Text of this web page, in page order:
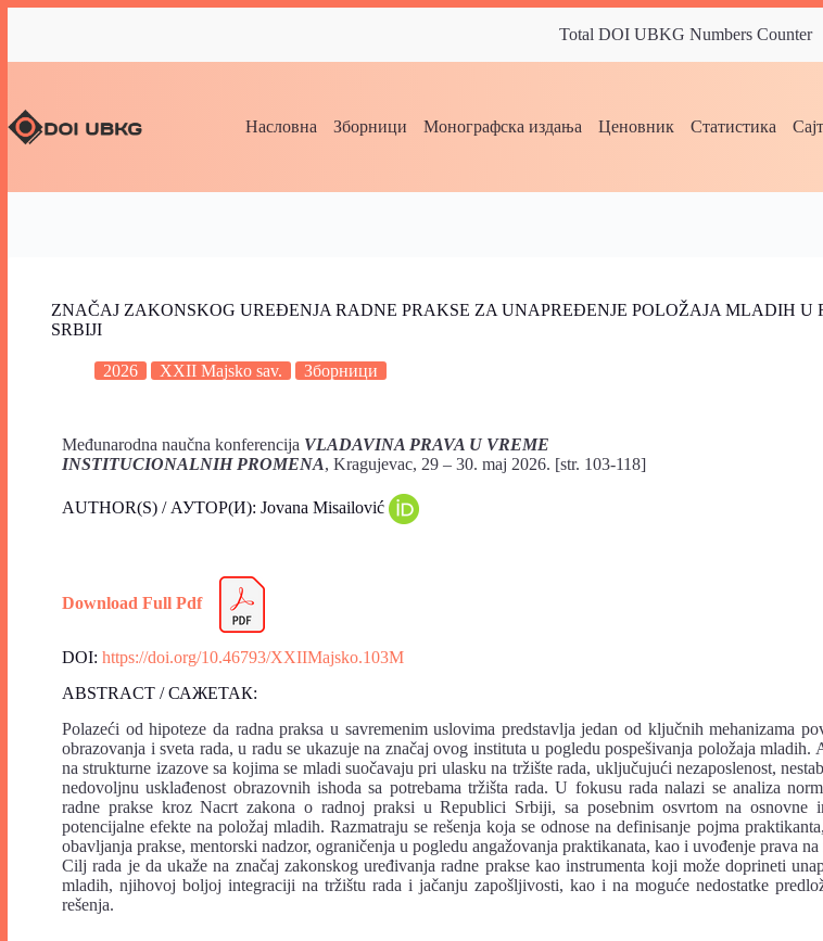
Total DOI UBKG Numbers Counter
Насловна Зборници Монографска издања Ценовник Статистика
ZNAČAJ ZAKONSKOG UREĐENJA RADNE PRAKSE ZA UNAPREĐENJE POLOŽAJA MLADIH U
SRBIJI
2026 XXII Majsko sav. Зборници
Međunarodna naučna konferencija VLADAVINA PRAVA U VREME
INSTITUCIONALNIH PROMENA, Kragujevac, 29 – 30. maj 2026. [str. 103-118]
AUTHOR(S) / АУТОР(И): Jovana Misailović
Download Full Pdf
DOI: https://doi.org/10.46793/XXIIMajsko.103M
ABSTRACT / САЖЕТАК:
Polazeći od hipoteze da radna praksa u savremenim uslovima predstavlja jedan od ključnih mehanizama
obrazovanja i sveta rada, u radu se ukazuje na značaj ovog instituta u pogledu pospešivanja položaja mladih.
na strukturne izazove sa kojima se mladi suočavaju pri ulasku na tržište rada, uključujući nezaposlenost,
nedovoljnu usklađenost obrazovnih ishoda sa potrebama tržišta rada. U fokusu rada nalazi se analiza
radne prakse kroz Nacrt zakona o radnoj praksi u Republici Srbiji, sa posebnim osvrtom na osnovne
potencijalne efekte na položaj mladih. Razmatraju se rešenja koja se odnose na definisanje pojma
obavljanja prakse, mentorski nadzor, ograničenja u pogledu angažovanja praktikanata, kao i uvođenje prava na
Cilj rada je da ukaže na značaj zakonskog uređivanja radne prakse kao instrumenta koji može doprineti
mladih, njihovoj boljoj integraciji na tržištu rada i jačanju zapošljivosti, kao i na moguće nedostatke
rešenja.